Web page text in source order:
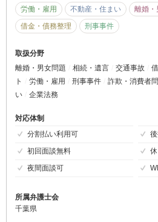
労働・雇用
不動産・住まい
離婚・
借金・債務整理
刑事事件
取扱分野
離婚・男女問題
相続・遺言 交通事故
ト
労働・雇用 刑事事件 詐欺・消費者
い
企業法務
対応体制
分割払い利用可
初回面談無料
夜間面談可
所属弁護士会
千葉県